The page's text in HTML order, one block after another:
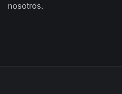
nosotros.